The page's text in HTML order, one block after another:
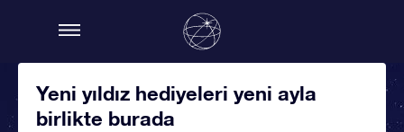
Yeni yıldız hediyeleri yeni ayla
birlikte burada